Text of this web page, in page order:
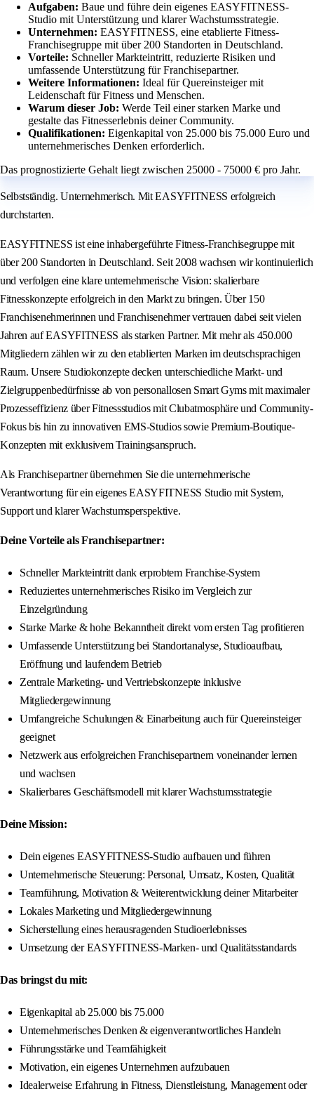
Aufgaben: Baue und führe dein eigenes EASYFITNESS-
Studio mit Unterstützung und klarer Wachstumsstrategie.
Unternehmen: EASYFITNESS, eine etablierte Fitness-
Franchisegruppe mit über 200 Standorten in Deutschland.
Vorteile: Schneller Markteintritt, reduzierte Risiken und
umfassende Unterstützung für Franchisepartner.
Weitere Informationen: Ideal für Quereinsteiger mit
Leidenschaft für Fitness und Menschen.
Warum dieser Job: Werde Teil einer starken Marke und
gestalte das Fitnesserlebnis deiner Community.
Qualifikationen: Eigenkapital von 25.000 bis 75.000 Euro und
unternehmerisches Denken erforderlich.
Das prognostizierte Gehalt liegt zwischen 25000 - 75000 € pro Jahr.
Selbstständig. Unternehmerisch. Mit EASYFITNESS erfolgreich
durchstarten.
EASYFITNESS ist eine inhabergeführte Fitness-Franchisegruppe mit
über 200 Standorten in Deutschland. Seit 2008 wachsen wir kontinuierlich
und verfolgen eine klare unternehmerische Vision: skalierbare
Fitnesskonzepte erfolgreich in den Markt zu bringen. Über 150
Franchisenehmerinnen und Franchisenehmer vertrauen dabei seit vielen
Jahren auf EASYFITNESS als starken Partner. Mit mehr als 450.000
Mitgliedern zählen wir zu den etablierten Marken im deutschsprachigen
Raum. Unsere Studiokonzepte decken unterschiedliche Markt- und
Zielgruppenbedürfnisse ab von personallosen Smart Gyms mit maximaler
Prozesseffizienz über Fitnessstudios mit Clubatmosphäre und Community-
Fokus bis hin zu innovativen EMS-Studios sowie Premium-Boutique-
Konzepten mit exklusivem Trainingsanspruch.
Als Franchisepartner übernehmen Sie die unternehmerische
Verantwortung für ein eigenes EASYFITNESS Studio mit System,
Support und klarer Wachstumsperspektive.
Deine Vorteile als Franchisepartner:
Schneller Markteintritt dank erprobtem Franchise-System
Reduziertes unternehmerisches Risiko im Vergleich zur
Einzelgründung
Starke Marke & hohe Bekanntheit direkt vom ersten Tag profitieren
Umfassende Unterstützung bei Standortanalyse, Studioaufbau,
Eröffnung und laufendem Betrieb
Zentrale Marketing- und Vertriebskonzepte inklusive
Mitgliedergewinnung
Umfangreiche Schulungen & Einarbeitung auch für Quereinsteiger
geeignet
Netzwerk aus erfolgreichen Franchisepartnern voneinander lernen
und wachsen
Skalierbares Geschäftsmodell mit klarer Wachstumsstrategie
Deine Mission:
Dein eigenes EASYFITNESS-Studio aufbauen und führen
Unternehmerische Steuerung: Personal, Umsatz, Kosten, Qualität
Teamführung, Motivation & Weiterentwicklung deiner Mitarbeiter
Lokales Marketing und Mitgliedergewinnung
Sicherstellung eines herausragenden Studioerlebnisses
Umsetzung der EASYFITNESS-Marken- und Qualitätsstandards
Das bringst du mit:
Eigenkapital ab 25.000 bis 75.000
Unternehmerisches Denken & eigenverantwortliches Handeln
Führungsstärke und Teamfähigkeit
Motivation, ein eigenes Unternehmen aufzubauen
Idealerweise Erfahrung in Fitness, Dienstleistung, Management oder